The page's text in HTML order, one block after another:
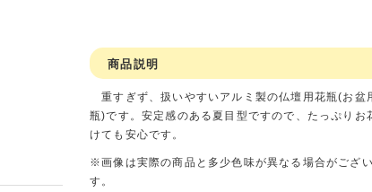
商品説明
重すぎず、扱いやすいアルミ製の仏壇用花瓶(お盆
瓶)です。安定感のある夏目型ですので、たっぷりお
けても安心です。
※画像は実際の商品と多少色味が異なる場合がござい
す。